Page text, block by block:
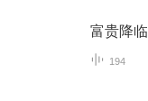
富贵降临
194